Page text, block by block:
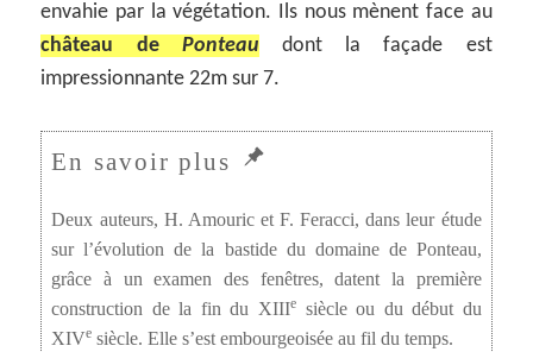
envahie par la végétation. Ils nous mènent face au
château de Ponteau dont la façade est
impressionnante 22m sur 7.
Deux auteurs, H. Amouric et F. Feracci, dans leur étude
sur l’évolution de la bastide du domaine de Ponteau,
grâce à un examen des fenêtres, datent la première
construction de la fin du XIIIe siècle ou du début du
XIVe siècle. Elle s’est embourgeoisée au fil du temps.